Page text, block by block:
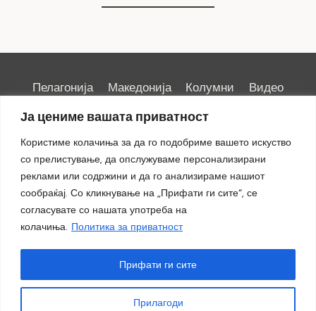
Ја цениме вашата приватност
Користиме колачиња за да го подобриме вашето искуство
со прелистување, да опслужуваме персонализирани
реклами или содржини и да го анализираме нашиот
сообраќај. Со кликнување на „Прифати ги сите“, се
согласувате со нашата употреба на
колачиња. Политика за приватност
Прилагоди
Прифати ги сите
Пелагонија Македонија Колумни
Видео
Емисии
Култура Здравје
Занимливости
Спорт
ИРИС
Импресум